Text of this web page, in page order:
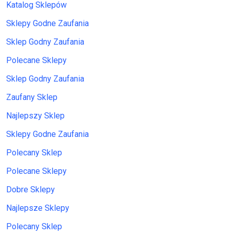
Katalog Sklepów
Sklepy Godne Zaufania
Sklep Godny Zaufania
Polecane Sklepy
Sklep Godny Zaufania
Zaufany Sklep
Najlepszy Sklep
Sklepy Godne Zaufania
Polecany Sklep
Polecane Sklepy
Dobre Sklepy
Najlepsze Sklepy
Polecany Sklep